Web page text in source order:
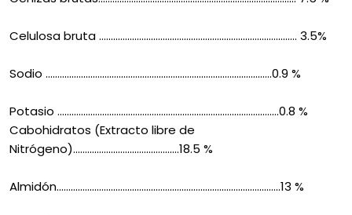
Celulosa bruta .................................................................................... 3.5%
Sodio ................................................................................................0.9 %
Potasio ..............................................................................................0.8 %
Cabohidratos (Extracto libre de
Nitrógeno).............................................18.5 %
Almidón...............................................................................................13 %